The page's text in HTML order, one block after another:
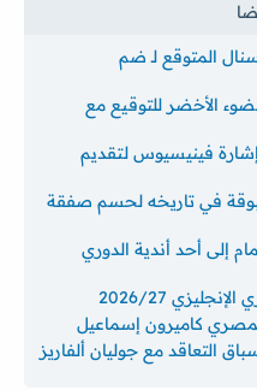
المتوقع لـ ضم
الأخضر للتوقيع مع
إشارة فينيسيوس لتقديم
في تاريخه لحسم صفقة
إلى أحد أندية الدوري
2026/27
كاميرون إسماعيل
التعاقد مع جوليان ألفاريز